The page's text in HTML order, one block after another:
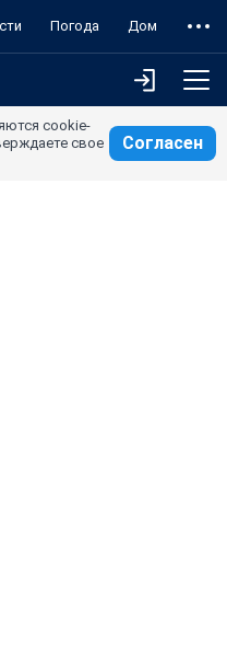
Погода Дом
cookie-
свое
Согласен